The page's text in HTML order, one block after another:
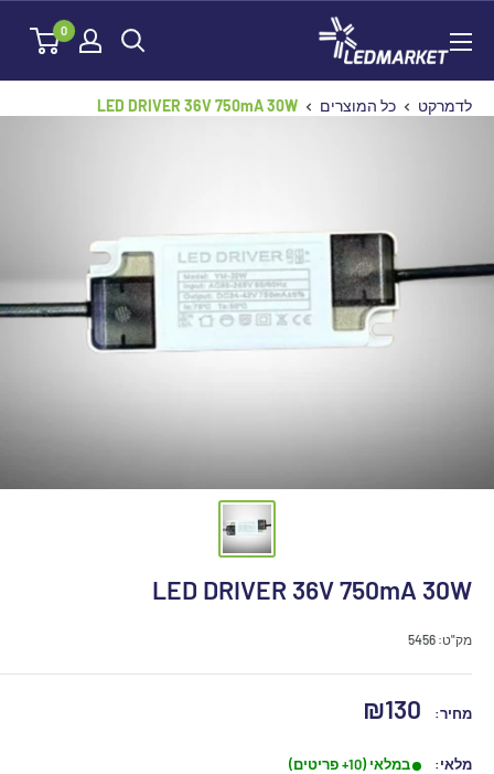
לתוכן
0
לדמרקט כל המוצרים LED DRIVER 36V 750mA 30W
LED DRIVER 36V 750mA 30W
מק"ט: 5456
מחיר:
מחיר
₪130
מלאי: במלאי (10+ פריטים)